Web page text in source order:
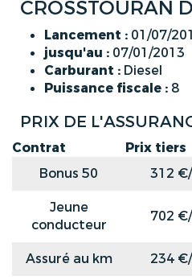
CROSSTOURAN
Lancement : 01/07/
jusqu'au : 07/01/2013
Carburant : Diesel
Puissance fiscale : 8
PRIX DE
Contrat Prix tiers
Bonus 50
312
Jeune
conducteur
702
Assuré au km 234